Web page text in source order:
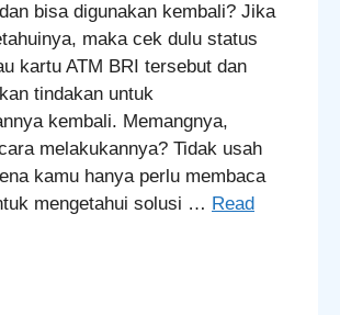
bisa digunakan kembali? Jika
maka cek dulu status
kartu ATM BRI tersebut dan
tindakan untuk
kembali. Memangnya,
melakukannya? Tidak usah
kamu hanya perlu membaca
mengetahui solusi … Read